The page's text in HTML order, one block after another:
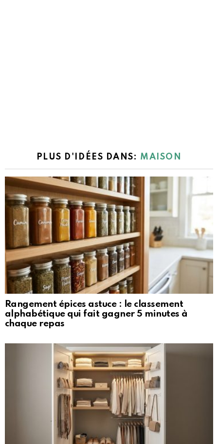
PLUS D'IDÉES DANS: MAISON
Rangement épices astuce : le classement
alphabétique qui fait gagner 5 minutes à
chaque repas